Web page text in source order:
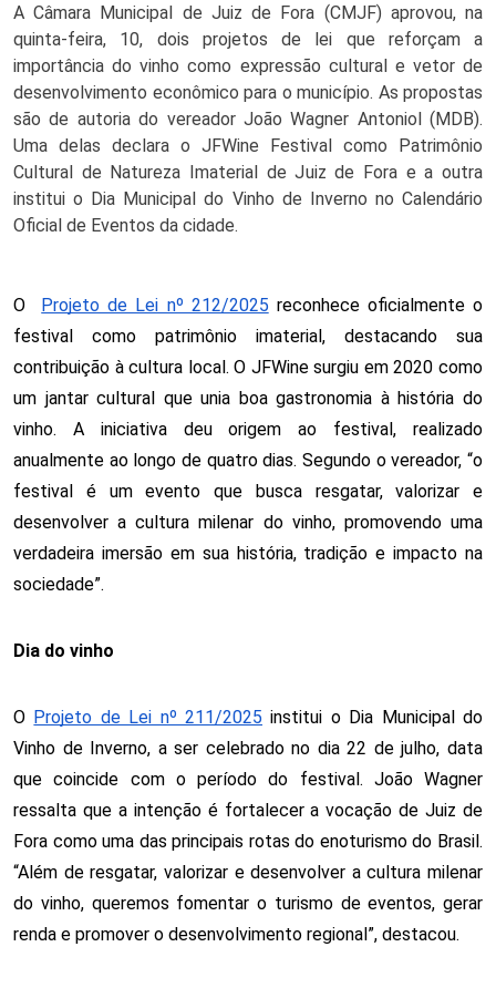
A Câmara Municipal de Juiz de Fora (CMJF) aprovou, na
quinta-feira, 10, dois projetos de lei que reforçam a
importância do vinho como expressão cultural e vetor de
desenvolvimento econômico para o município. As propostas
são de autoria do vereador João Wagner Antoniol (MDB).
Uma delas declara o JFWine Festival como Patrimônio
Cultural de Natureza Imaterial de Juiz de Fora e a outra
institui o Dia Municipal do Vinho de Inverno no Calendário
Oficial de Eventos da cidade.
O Projeto de Lei nº 212/2025 reconhece oficialmente o
festival como patrimônio imaterial, destacando sua
contribuição à cultura local. O JFWine surgiu em 2020 como
um jantar cultural que unia boa gastronomia à história do
vinho. A iniciativa deu origem ao festival, realizado
anualmente ao longo de quatro dias. Segundo o vereador, “o
festival é um evento que busca resgatar, valorizar e
desenvolver a cultura milenar do vinho, promovendo uma
verdadeira imersão em sua história, tradição e impacto na
sociedade”.
Dia do vinho
O Projeto de Lei nº 211/2025 institui o Dia Municipal do
Vinho de Inverno, a ser celebrado no dia 22 de julho, data
que coincide com o período do festival. João Wagner
ressalta que a intenção é fortalecer a vocação de Juiz de
Fora como uma das principais rotas do enoturismo do Brasil.
“Além de resgatar, valorizar e desenvolver a cultura milenar
do vinho, queremos fomentar o turismo de eventos, gerar
renda e promover o desenvolvimento regional”, destacou.